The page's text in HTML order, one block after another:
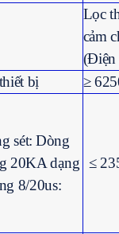
Lọc
cảm
(Điện
bị
≥
sét: Dòng
20KA dạng
8/20us:
≤